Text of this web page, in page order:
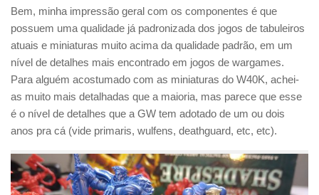
Bem, minha impressão geral com os componentes é que
possuem uma qualidade já padronizada dos jogos de tabuleiros
atuais e miniaturas muito acima da qualidade padrão, em um
nível de detalhes mais encontrado em jogos de wargames.
Para alguém acostumado com as miniaturas do W40K, achei-
as muito mais detalhadas que a maioria, mas parece que esse
é o nível de detalhes que a GW tem adotado de um ou dois
anos pra cá (vide primaris, wulfens, deathguard, etc, etc).